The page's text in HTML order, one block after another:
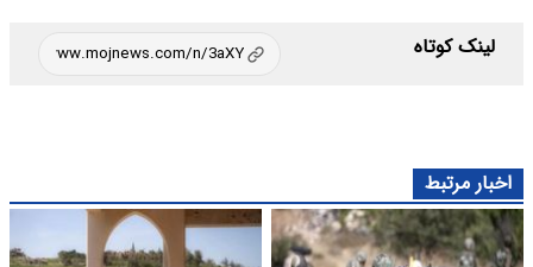
لینک کوتاه
اخبار مرتبط